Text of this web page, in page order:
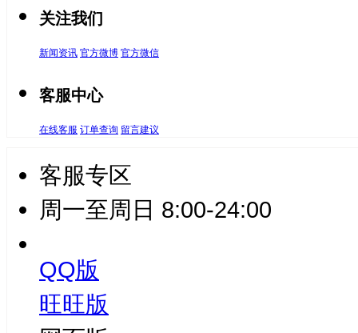
关注我们
新闻资讯 官方微博 官方微信
客服中心
在线客服 订单查询 留言建议
客服专区
周一至周日 8:00-24:00
QQ版
旺旺版